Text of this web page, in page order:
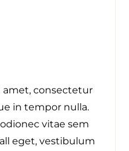
amet, consectetur
in tempor nulla.
vitae sem
eget, vestibulum